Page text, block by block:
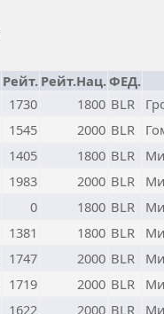
Рейт. Рейт.Нац.ФЕД.
1730 1800 BLR
1545 2000 BLR
1405 1800 BLR
1983 2000 BLR
0 1800 BLR
1381 1800 BLR
1747 2000 BLR
1719 2000 BLR
1622 2000 BLR